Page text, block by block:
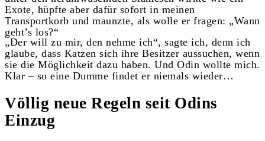
Exote, hüpfte aber dafür sofort in meinen
Transportkorb und maunzte, als wolle er fragen: „Wann
geht’s los?“
„Der will zu mir, den nehme ich“, sagte ich, denn ich
glaube, dass Katzen sich ihre Besitzer aussuchen, wenn
sie die Möglichkeit dazu haben. Und Odin wollte mich.
Klar – so eine Dumme findet er niemals wieder…
Völlig neue Regeln seit Odins
Einzug